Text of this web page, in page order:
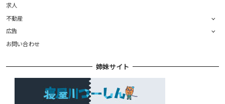
求人
不動産
広告
お問い合わせ
姉妹サイト